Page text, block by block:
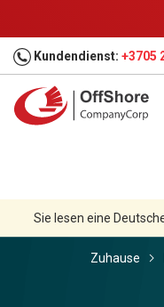
Kundendienst: +3705
Sie lesen eine
Zuhause